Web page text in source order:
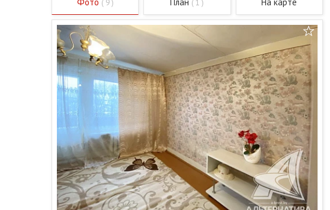
Фото ( 9 ) План ( 1 ) На карте